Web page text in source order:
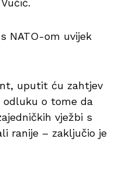
NATO-om uvijek
uputit ću zahtjev
odluku o tome da
vježbi s
ranije – zaključio je